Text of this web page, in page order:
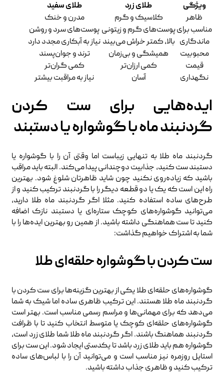
ویژگی
طلای زرد
طلای سفید
ظاهر
کلاسیک و گرم
مدرن و خنک
مناسب برایپوست‌های گرم و زیتونی پوست‌های سرد و روشن
ماندگاری بالا، کمتر خراش می‌بیند نیاز به آبکاری مجدد دارد
محبوبیت
همیشگی و بی‌زمان
ترند و جوان‌پسند
قیمت
کمی ارزان‌تر
کمی گران‌تر
نگهداری
آسان نیاز به مراقبت بیشتر
ایده‌هایی برای ست کردن
گردنبند ماه با گوشواره یا دستبند
گردنبند ماه طلا به تنهایی زیباست اما وقتی آن را با گوشواره یا
دستبند ست کنید، جذابیت دوچندانی پیدا می‌کند. البته باید مراقب
باشید که زیاده‌روی نکنید چون شاید ظاهرتان شلوغ شود. بهترین
راه این است که یک یا دو قطعه دیگر را با گردنبند ترکیب کنید و از
طرح‌های ساده استفاده کنید. مثلا اگر گردنبند ماه طلا دارید،
می‌توانید گوشواره‌های کوچک ستاره‌ای یا دستبند نازک اضافه
کنید تا ست هماهنگی داشته باشید. از همین رو بهترین ایده‌ها را با
شما به اشتراک خواهیم گذاشت:
ست کردن با گوشواره حلقه‌ای طلا
گوشواره‌های حلقه‌ای طلا یکی از بهترین گزینه‌ها برای ست کردن با
گردنبند ماه طلا هستند. این ترکیب ظاهری ساده اما شیک به شما
می‌دهد که برای مهمانی‌ها و مراسم رسمی مناسب است. بهتر است
گوشواره‌های حلقه‌ای کوچک یا متوسط انتخاب کنید تا با ظرافت
گردنبند هماهنگ باشند. اگر گردنبند ماه طلا شما طلای زرد است،
گوشواره هم باید طلای زرد باشد تا یکدستی ایجاد شود. این ست برای
استایل روزمره نیز مناسب است و می‌توانید آن را با لباس‌های ساده
ترکیب کنید و ظاهری جذاب داشته باشید.